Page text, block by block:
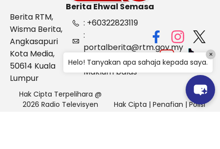
Berita Ehwal Semasa
Berita RTM,
Wisma Berita,
Angkasapuri
Kota Media,
50614 Kuala
Lumpur
: +60322823119
:
portalberita@rtm.gov.my
: Aduan &
Maklum balas
Hak Cipta Terpelihara @
2026 Radio Televisyen
Hak Cipta | Penafian | Polisi
Helo! Tanyakan apa sahaja kepada saya.
×